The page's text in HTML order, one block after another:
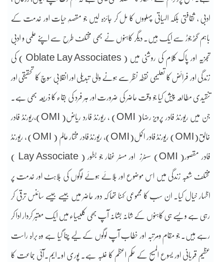
ادبی ، ثقافتی بلکہ الہیاتی پہلووں کا مل کر جائزہ لیں جو مقصدِ حیات اور خدمت کے
باہم گٹھ جوڑ سے ایک ہیں۔ دیگر کاہنوں نے بھی مختلف طرح سے اپنے علمی و ادبی
تجزیہ اور پاک کلام کی روشنی میں ( Oblate Lay Associates ) کی
زندگی اور فرائض کا تعلیمی نقطہ نظر سے ہونے والی تبدیلی اور انقلابی سوچ کا تحقیقی اور
تنقیدی مطالعہ پیش کیا جو وقت حاضر کی ضرورت اور ہر فرد کی بقاء کا ذریعہ بھی ہے۔
جن میں ریورنڈ فادر پرویز رضا( OMI) ، ریورنڈ فارد ریاض( OMI),ریورنڈ فادر
خالق(OMI) ریورنڈ فادر اکمل(OMI)، ریورنڈ فادر مختار عالم ( OMI) ، ریورنڈ
فادر مقصور( OMI) سسٹرز اور مسٹر غفار جو بطور ( Lay Associate )
مختلف شعبہ زندگی میں اس موضوع اور بُلائے ہوئے لوگوں کی بُلاہٹ اور خدمت پر
اظہار خیال کیا۔ ان سب کا مجموعی کہنا تھا کہ دور حاضر میں جیسے جیسے سائنس ترقی کر
رہی ہے ویسے ہی کاہنوں کے شانہ بشانہ آپ بھی کلیسیاء میں ایک معتبر کردار ادا کر
رہے ہیں۔ جو مقام ومرتبہ اور خطاب آپ لوگوں کے لیے چُنا گیا ہے وہ براہ راست
عظیم قُربانی اور یسوع المسیح کے حکمِ اعظم کا غلبہ ہے۔ پوری او۔ایم۔آئی جماعت کا